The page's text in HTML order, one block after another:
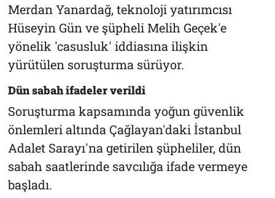
Merdan Yanardağ, teknoloji yatırımcısı
Hüseyin Gün ve şüpheli Melih Geçek'e
yönelik 'casusluk' iddiasına ilişkin
yürütülen soruşturma sürüyor.
Dün sabah ifadeler verildi
Soruşturma kapsamında yoğun güvenlik
önlemleri altında Çağlayan'daki İstanbul
Adalet Sarayı'na getirilen şüpheliler, dün
sabah saatlerinde savcılığa ifade vermeye
başladı.